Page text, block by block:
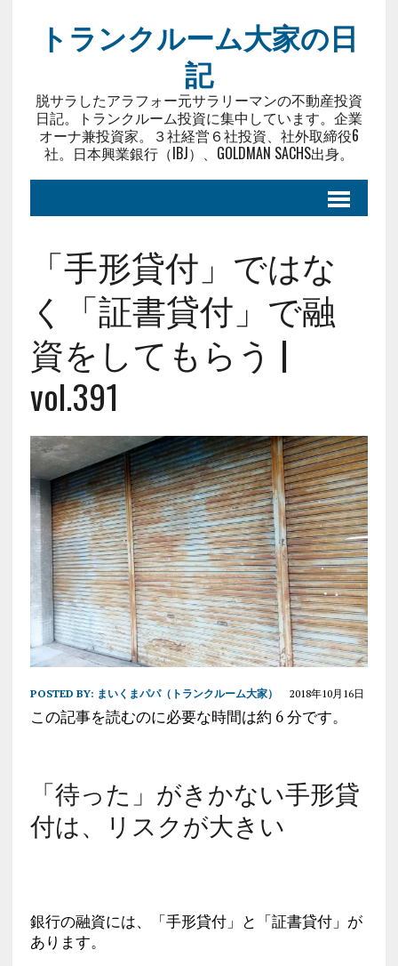
トランクルーム大家の日
記
脱サラしたアラフォー元サラリーマンの不動産投資
日記。トランクルーム投資に集中しています。企業
オーナ兼投資家。３社経営６社投資、社外取締役6
社。日本興業銀行（IBJ）、GOLDMAN SACHS出身。
「手形貸付」ではな
く「証書貸付」で融
資をしてもらう |
vol.391
POSTED BY: まいくまパパ（トランクルーム大家） 2018年10月16日
この記事を読むのに必要な時間は約 6 分です。
「待った」がきかない手形貸
付は、リスクが大きい
銀行の融資には、「手形貸付」と「証書貸付」が
あります。